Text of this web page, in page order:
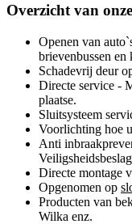
Overzicht van
Openen van
brievenbussen en
Schadevrij deur
Directe service -
plaatse.
Sluitsysteem
Voorlichting hoe
Anti
Directe montage
Opgenomen op
Producten van
Wilka enz.